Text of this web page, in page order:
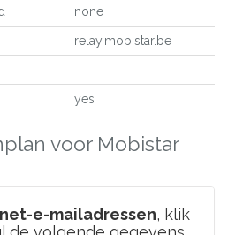
none
relay.mobistar.be
yes
voor Mobistar
e-mailadressen, klik